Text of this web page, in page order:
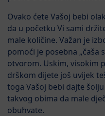
Ovako ćete Vašoj bebi
da u početku Vi sami
male količine. Važan je
pomoći je posebna „čaša
otvorom. Uskim, visokim
drškom dijete još uvijek
toga Vašoj bebi dajte
takvog obima da male
obuhvate.